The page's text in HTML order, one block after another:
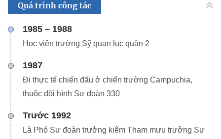
Quá trình công tác
1985 – 1988
Học viên trường Sỹ quan lục quân 2
1987
Đi thực tế chiến đấu ở chiến trường Campuchia,
thuộc đội hình Sư đoàn 330
Trước 1992
Là Phó Sư đoàn trưởng kiêm Tham mưu trưởng Sư